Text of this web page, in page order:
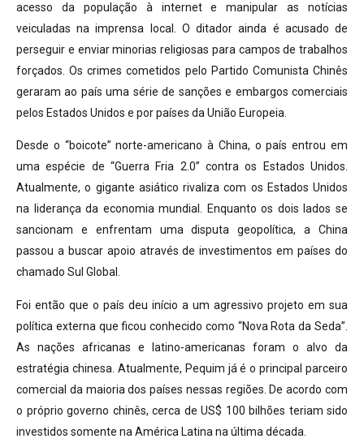
acesso da população à internet e manipular as notícias
veiculadas na imprensa local. O ditador ainda é acusado de
perseguir e enviar minorias religiosas para campos de trabalhos
forçados. Os crimes cometidos pelo Partido Comunista Chinês
geraram ao país uma série de sanções e embargos comerciais
pelos Estados Unidos e por países da União Europeia.
Desde o “boicote” norte-americano à China, o país entrou em
uma espécie de “Guerra Fria 2.0” contra os Estados Unidos.
Atualmente, o gigante asiático rivaliza com os Estados Unidos
na liderança da economia mundial. Enquanto os dois lados se
sancionam e enfrentam uma disputa geopolítica, a China
passou a buscar apoio através de investimentos em países do
chamado Sul Global.
Foi então que o país deu início a um agressivo projeto em sua
política externa que ficou conhecido como “Nova Rota da Seda”.
As nações africanas e latino-americanas foram o alvo da
estratégia chinesa. Atualmente, Pequim já é o principal parceiro
comercial da maioria dos países nessas regiões. De acordo com
o próprio governo chinês, cerca de US$ 100 bilhões teriam sido
investidos somente na América Latina na última década.